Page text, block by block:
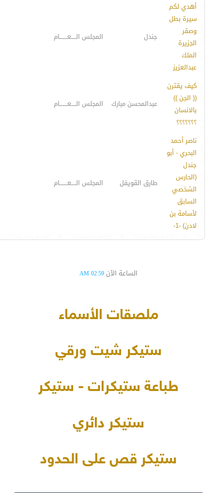
أهدي لكم
سيرة بطل
وصقر
الجزيرة
الملك
عبدالعزيز
جندل المجلس الـــــعــــــــام
كيف يقترن
(( الجن ))
بالانسان
؟؟؟؟؟؟؟
عبدالمحسن مبارك المجلس الـــــعــــــــام
ناصر أحمد
البحري - أبو
جندل
(الحارس
الشخصي
السابق
لأسامة بن
لادن) -1-
طارق القويفل المجلس الـــــعــــــــام
الساعة الآن 02:59 AM
ملصقات الأسماء
ستيكر شيت ورقي
طباعة ستيكرات - ستيكر
ستيكر دائري
ستيكر قص على الحدود